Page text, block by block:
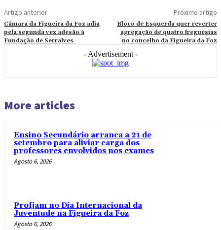
Artigo anterior
Câmara da Figueira da Foz adia
pela segunda vez adesão à
Fundação de Serralves
Próximo artigo
Bloco de Esquerda quer reverter
agregação de quatro freguesias
no concelho da Figueira da Foz
- Advertisement -
More articles
Ensino Secundário arranca a 21 de
setembro para aliviar carga dos
professores envolvidos nos exames
Agosto 6, 2026
Profjam no Dia Internacional da
Juventude na Figueira da Foz
Agosto 6, 2026